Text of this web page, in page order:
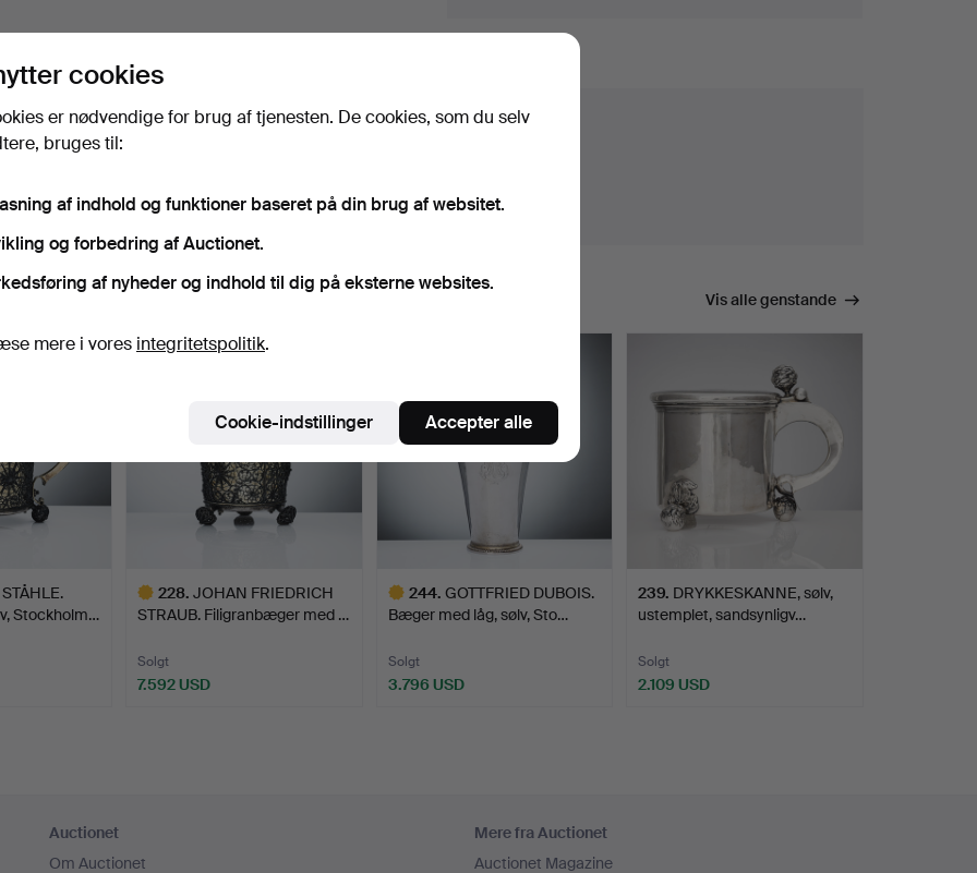
till en fast pris for alle genstande.
der matcher din søgning Vis alle genstande
Stockholm…
228. JOHAN FRIEDRICH
STRAUB. Filigranbæger med …
Solgt
7.592 USD
244. GOTTFRIED DUBOIS.
Bæger med låg, sølv, Sto…
Solgt
3.796 USD
239. DRYKKESKANNE, sølv,
ustemplet, sandsynligv…
Solgt
2.109 USD
Auctionet
Om Auctionet
Mere fra Auctionet
Auctionet Magazine
cookies
er nødvendige for brug af tjenesten. De cookies, som du selv
bruges til:
af indhold og funktioner baseret på din brug af websitet.
og forbedring af Auctionet.
af nyheder og indhold til dig på eksterne websites.
mere i vores integritetspolitik.
Cookie-indstillinger Accepter alle